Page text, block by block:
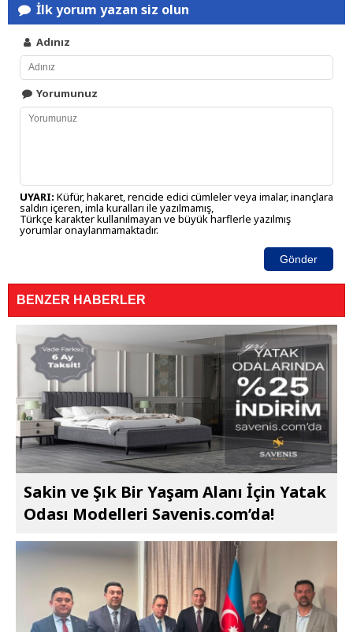
İlk yorum yazan siz olun
Adınız
Yorumunuz
UYARI: Küfür, hakaret, rencide edici cümleler veya imalar, inançlara
saldırı içeren, imla kuralları ile yazılmamış,
Türkçe karakter kullanılmayan ve büyük harflerle yazılmış
yorumlar onaylanmamaktadır.
Gönder
BENZER HABERLER
Sakin ve Şık Bir Yaşam Alanı İçin Yatak
Odası Modelleri Savenis.com’da!